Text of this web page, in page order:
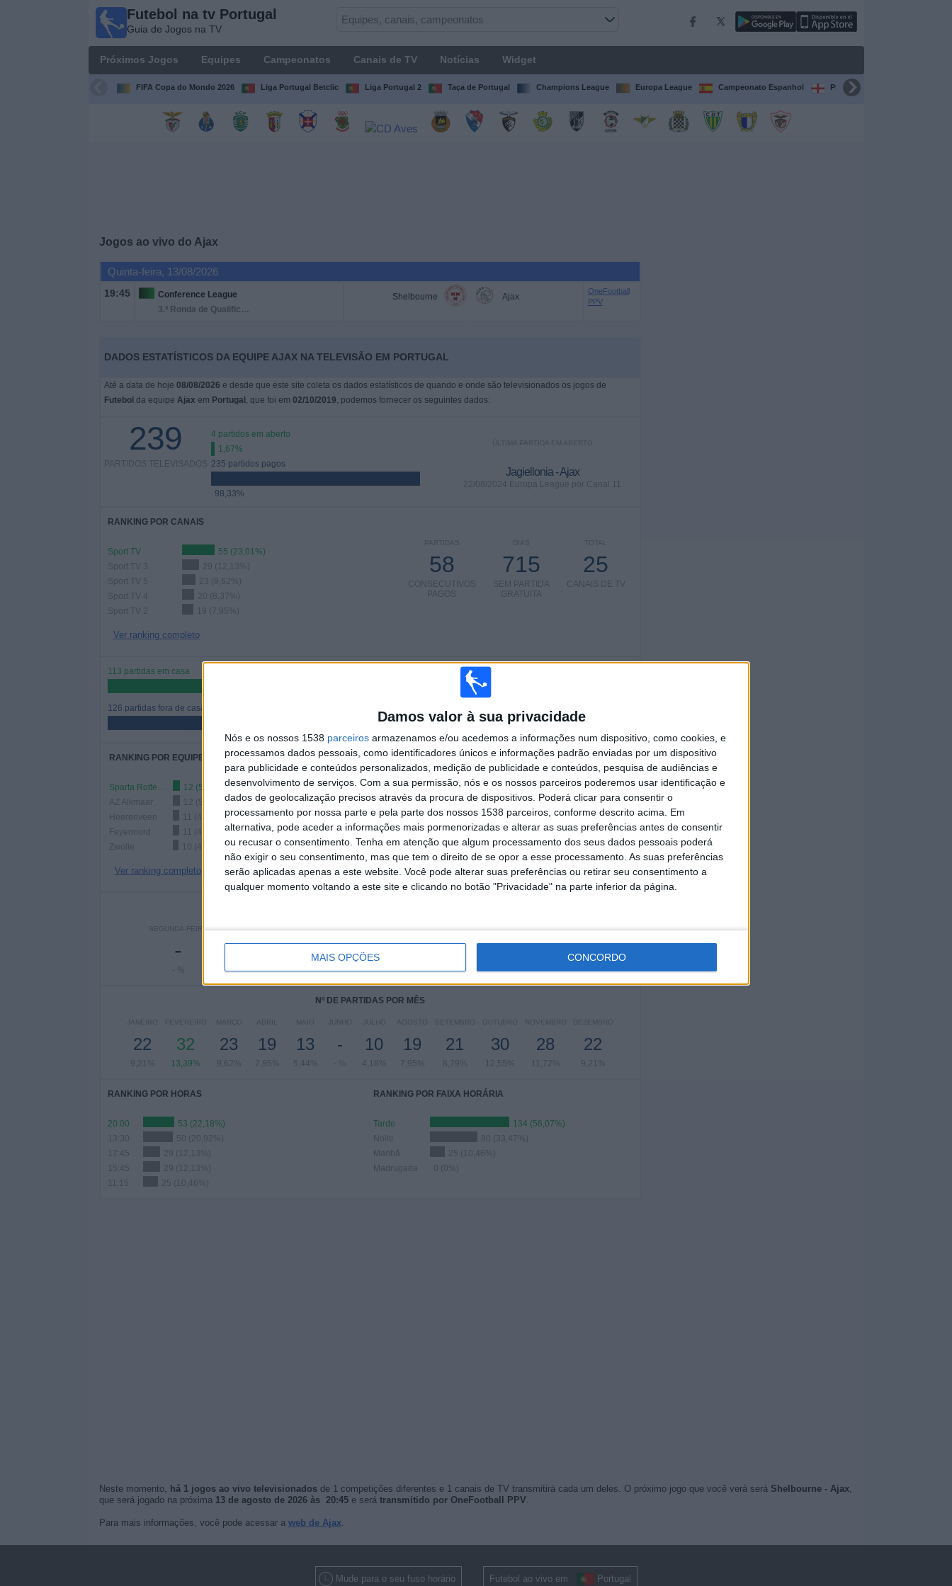
Damos valor à sua privacidade
Nós e os nossos 1538 parceiros armazenamos e/ou acedemos a informações num dispositivo, como cookies, e
processamos dados pessoais, como identificadores únicos e informações padrão enviadas por um dispositivo
para publicidade e conteúdos personalizados, medição de publicidade e conteúdos, pesquisa de audiências e
desenvolvimento de serviços. Com a sua permissão, nós e os nossos parceiros poderemos usar identificação e
dados de geolocalização precisos através da procura de dispositivos. Poderá clicar para consentir o
processamento por nossa parte e pela parte dos nossos 1538 parceiros, conforme descrito acima. Em
alternativa, pode aceder a informações mais pormenorizadas e alterar as suas preferências antes de consentir
ou recusar o consentimento. Tenha em atenção que algum processamento dos seus dados pessoais poderá
não exigir o seu consentimento, mas que tem o direito de se opor a esse processamento. As suas preferências
serão aplicadas apenas a este website. Você pode alterar suas preferências ou retirar seu consentimento a
qualquer momento voltando a este site e clicando no botão "Privacidade" na parte inferior da página.
MAIS OPÇÕES CONCORDO
Futebol na tv Portugal
Guia de Jogos na TV
Próximos Jogos Equipes Campeonatos Canais de TV Notícias Widget
FIFA Copa do Mondo 2026 Liga Portugal Betclic Liga Portugal 2 Taça de Portugal Champions League Europa League Campeonato Espanhol Premier League
Jogos ao vivo do Ajax
Quinta-feira, 13/08/2026
19:45
Conference League
3.ª Ronda de Qualificação
Shelbourne Ajax
OneFootball
PPV
DADOS ESTATÍSTICOS DA EQUIPE AJAX NA TELEVISÃO EM PORTUGAL
Até a data de hoje 08/08/2026 e desde que este site coleta os dados estatísticos de quando e onde são televisionados os jogos de
Futebol da equipe Ajax em Portugal , que foi em 02/10/2019, podemos fornecer os seguintes dados:
239
PARTIDOS TELEVISADOS
4 partidos em aberto
1,67%
235 partidos pagos
98,33%
ÚLTIMA PARTIDA EM ABERTO
Jagiellonia - Ajax
22/08/2024 Europa League por Canal 11
RANKING POR CANAIS
Sport TV
55 (23,01%)
Sport TV 3
29 (12,13%)
Sport TV 5
23 (9,62%)
Sport TV 4
20 (8,37%)
Sport TV 2
19 (7,95%)
Ver ranking completo
TOTAL
25
CANAIS DE TV
DIAS
715
SEM PARTIDA
GRATUITA
PARTIDAS
58
CONSECUTIVOS
PAGOS
113 partidas em casa
126 partidas fora de casa
VS Sparta
TOTAL
7
COMPETIÇÕES
RANKING POR EQUIPES
Sparta Rotterdam
12 (5,02%)
AZ Alkmaar
12 (5,02%)
Heerenveen
11 (4,6%)
Feyenoord
11 (4,6%)
Zwolle
10 (4,18%)
Ver ranking completo
RANKING POR COMPETIÇÕES
Campeonato Holandês
168 (70,29%)
Champions League
29 (12,13%)
Europa League
23 (9,62%)
Amigável
12 (5,02%)
Conference League
5 (2,09%)
Ver ranking completo
SEGUNDA-FEIRA
-
- %
TERÇA-FEIRA
18
7,53%
QUARTA-FEIRA
24
10,04%
QUINTA-FEIRA
36
15,06%
SEXTA-FEIRA
4
1,67%
SÁBADO
47
19,67%
DOMINGO
110
46,03%
Nº DE PARTIDAS POR MÊS
JANEIRO
22
9,21%
FEVEREIRO
32
13,39%
MARÇO
23
9,62%
ABRIL
19
7,95%
MAIO
13
5,44%
JUNHO
-
- %
JULHO
10
4,18%
AGOSTO
19
7,95%
SETEMBRO
21
8,79%
OUTUBRO
30
12,55%
NOVEMBRO
28
11,72%
DEZEMBRO
22
9,21%
RANKING POR HORAS
20:00
53 (22,18%)
13:30
50 (20,92%)
17:45
29 (12,13%)
15:45
29 (12,13%)
11:15
25 (10,46%)
RANKING POR FAIXA HORÁRIA
Tarde
134 (56,07%)
Noite
80 (33,47%)
Manhã
25 (10,46%)
Madrugada
0 (0%)
Neste momento, há 1 jogos ao vivo televisionadosde 1 competições diferentes e 1 canais de TV transmitirá cada um deles. O próximo jogo que você verá será Shelbourne - Ajax,
que será jogado na próxima 13 de agosto de 2026 às 20:45e será transmitido por OneFootball PPV.
Para mais informações, você pode acessar a web de Ajax.
Mude para o seu fuso horário Futebol ao vivo em Portugal
Portugal
Jogos na TV